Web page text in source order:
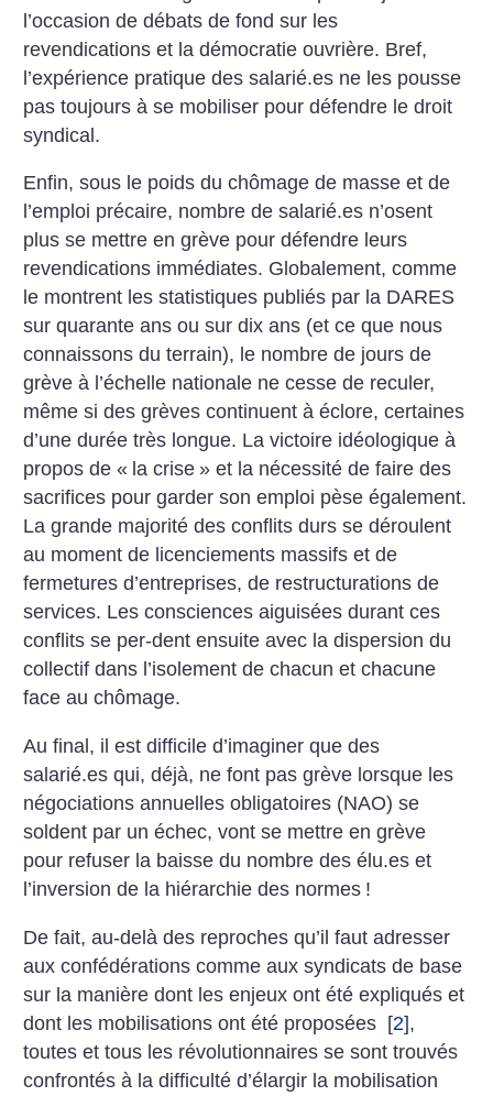
l’occasion de débats de fond sur les
revendications et la démocratie ouvrière. Bref,
l’expérience pratique des salarié.es ne les pousse
pas toujours à se mobiliser pour défendre le droit
syndical.
Enfin, sous le poids du chômage de masse et de
l’emploi précaire, nombre de salarié.es n’osent
plus se mettre en grève pour défendre leurs
revendications immédiates. Globalement, comme
le montrent les statistiques publiés par la DARES
sur quarante ans ou sur dix ans (et ce que nous
connaissons du terrain), le nombre de jours de
grève à l’échelle nationale ne cesse de reculer,
même si des grèves continuent à éclore, certaines
d’une durée très longue. La victoire idéologique à
propos de « la crise » et la nécessité de faire des
sacrifices pour garder son emploi pèse également.
La grande majorité des conflits durs se déroulent
au moment de licenciements massifs et de
fermetures d’entreprises, de restructurations de
services. Les consciences aiguisées durant ces
conflits se per-dent ensuite avec la dispersion du
collectif dans l’isolement de chacun et chacune
face au chômage.
Au final, il est difficile d’imaginer que des
salarié.es qui, déjà, ne font pas grève lorsque les
négociations annuelles obligatoires (NAO) se
soldent par un échec, vont se mettre en grève
pour refuser la baisse du nombre des élu.es et
l’inversion de la hiérarchie des normes !
De fait, au-delà des reproches qu’il faut adresser
aux confédérations comme aux syndicats de base
sur la manière dont les enjeux ont été expliqués et
dont les mobilisations ont été proposées [2],
toutes et tous les révolutionnaires se sont trouvés
confrontés à la difficulté d’élargir la mobilisation